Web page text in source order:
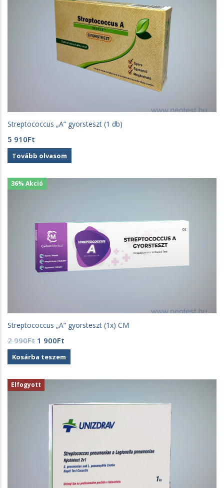
Streptococcus „A” gyorsteszt (1 db)
5 910Ft
Tovább olvasom
36% Akció
Streptococcus „A” gyorsteszt (1x) CM
2 990Ft Original
price
was:
990Ft.
1 900Ft
price
is:
900Ft.
Kosárba teszem
Elfogyott